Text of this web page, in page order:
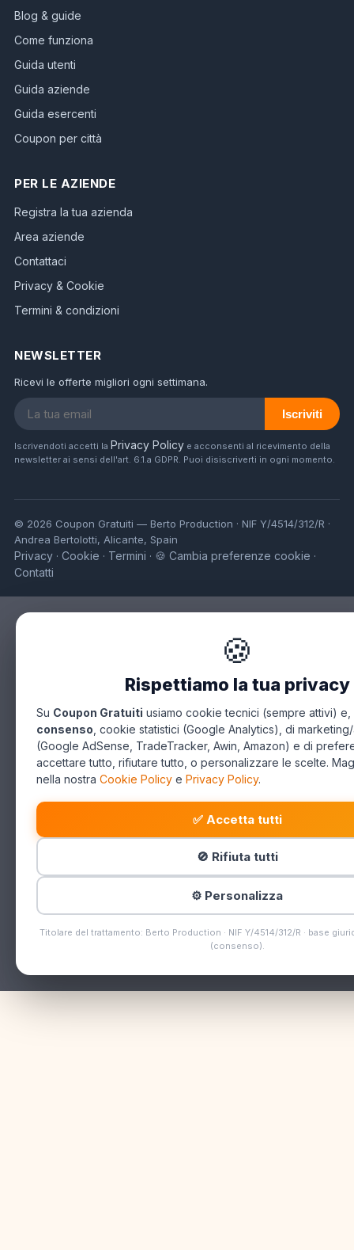
Blog & guide
Come funziona
Guida utenti
Guida aziende
Guida esercenti
Coupon per città
PER LE AZIENDE
Registra la tua azienda
Area aziende
Contattaci
Privacy & Cookie
Termini & condizioni
NEWSLETTER
Ricevi le offerte migliori ogni settimana.
Iscriviti
Iscrivendoti accetti la Privacy Policy e acconsenti al ricevimento della
newsletter ai sensi dell'art. 6.1.a GDPR. Puoi disiscriverti in ogni momento.
© 2026 Coupon Gratuiti — Berto Production · NIF Y/4514/312/R ·
Andrea Bertolotti, Alicante, Spain
Privacy · Cookie · Termini · 🍪 Cambia preferenze cookie ·
Contatti
🍪
Rispettiamo la tua privacy
Su Coupon Gratuiti usiamo cookie tecnici (sempre attivi) e,
consenso , cookie statistici (Google Analytics), di
(Google AdSense, TradeTracker, Awin, Amazon) e di
accettare tutto, rifiutare tutto, o personalizzare le scelte.
nella nostra Cookie Policy e Privacy Policy.
✅ Accetta tutti
🚫 Rifiuta tutti
⚙️ Personalizza
Titolare del trattamento: Berto Production · NIF Y/4514/312/R · base
(consenso).